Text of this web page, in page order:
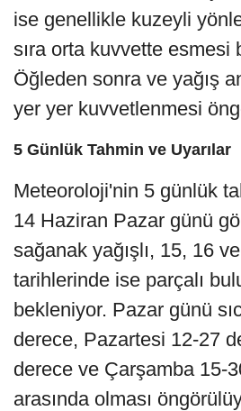
ise genellikle kuzeyli
sıra orta kuvvette esmesi
Öğleden sonra ve yağış
yer yer kuvvetlenmesi
5 Günlük Tahmin ve Uyarılar
Meteoroloji'nin 5 günlük
14 Haziran Pazar günü
sağanak yağışlı, 15, 16
tarihlerinde ise parçalı
bekleniyor. Pazar günü
derece, Pazartesi 12-27
derece ve Çarşamba 15-
arasında olması